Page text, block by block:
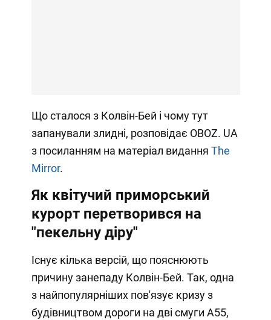
Що сталося з Колвін-Бей і чому тут
запанували злидні, розповідає OBOZ. UA
з посиланням на матеріал видання The
Mirror.
Як квітучий приморський
курорт перетворився на
"пекельну діру"
Існує кілька версій, що пояснюють
причину занепаду Колвін-Бей. Так, одна
з найпопулярніших пов'язує кризу з
будівництвом дороги на дві смуги А55,